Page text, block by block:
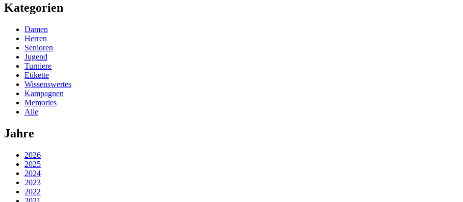
Kategorien
Damen
Herren
Senioren
Jugend
Turniere
Etikette
Wissenswertes
Kampagnen
Memories
Alle
Jahre
2026
2025
2024
2023
2022